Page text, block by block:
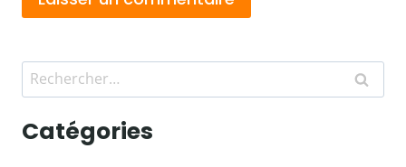
Rechercher :
Catégories